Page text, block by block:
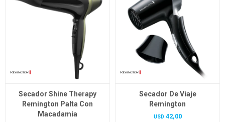
Secador Shine Therapy
Remington Palta Con
Macadamia
Secador De Viaje
Remington
USD 42,00